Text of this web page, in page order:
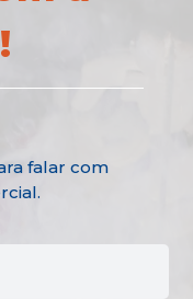
falar com